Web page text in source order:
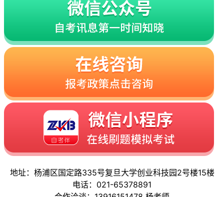
地址：杨浦区国定路335号复旦大学创业科技园2号楼15楼
电话：021-65378891